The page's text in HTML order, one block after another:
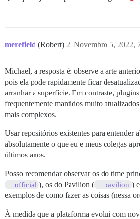
merefield (Robert) Novembro 5, 2022,
2
Michael, a resposta é: observe a arte
pois ela pode rapidamente ficar
arranhar a superfície. Em contraste,
frequentemente mantidos muito
mais complexos.
Usar repositórios existentes para entender
absolutamente o que eu e meus colegas
últimos anos.
Posso recomendar observar os do time
official ), os do Pavilion ( pavilion )
exemplos de como fazer as coisas (nessa
À medida que a plataforma evolui com